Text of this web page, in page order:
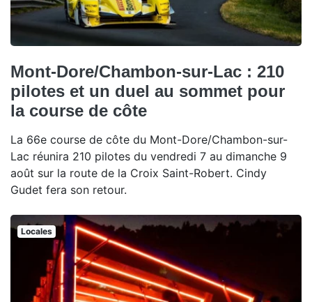
Mont-Dore/Chambon-sur-Lac : 210
pilotes et un duel au sommet pour
la course de côte
La 66e course de côte du Mont-Dore/Chambon-sur-
Lac réunira 210 pilotes du vendredi 7 au dimanche 9
août sur la route de la Croix Saint-Robert. Cindy
Gudet fera son retour.
Locales